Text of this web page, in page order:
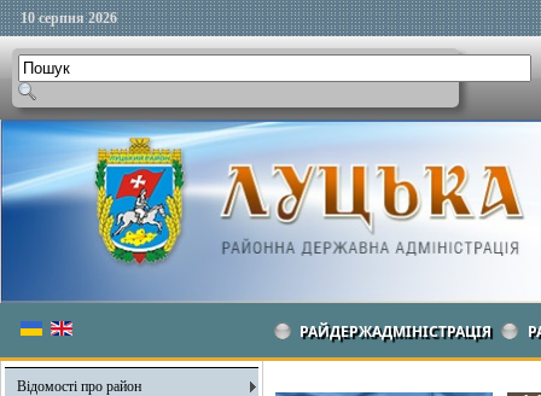
10 серпня 2026
РАЙДЕРЖАДМІНІСТРАЦІЯ
Відомості про район